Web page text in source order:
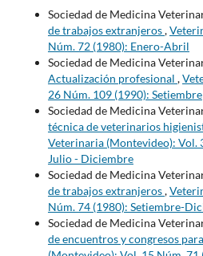
Sociedad de Medicina
de trabajos extranjeros,
Núm. 72 (1980): Enero-Abril
Sociedad de Medicina
Actualización profesional ,
26 Núm. 109 (1990): Setiembre
Sociedad de Medicina
técnica de veterinarios
Veterinaria (Montevideo): Vol.
Julio - Diciembre
Sociedad de Medicina
de trabajos extranjeros,
Núm. 74 (1980): Setiembre-
Sociedad de Medicina
de encuentros y congresos